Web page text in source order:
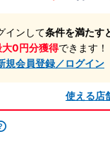
インして条件を満たす
大0円分獲得できます！
規会員登録／ログイン
使える店